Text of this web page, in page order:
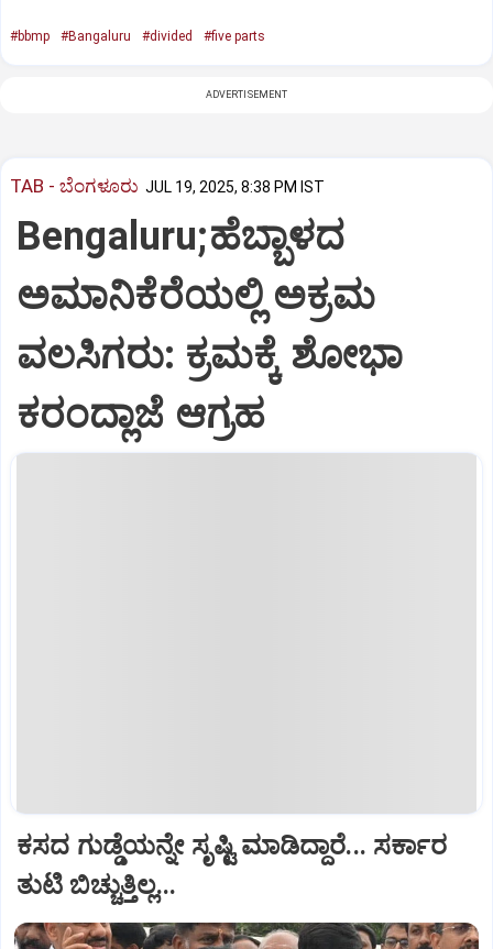
#bbmp #Bangaluru #divided #five parts
ADVERTISEMENT
TAB - ಬೆಂಗಳೂರು JUL 19, 2025, 8:38 PM IST
Bengaluru;ಹೆಬ್ಬಾಳದ
ಅಮಾನಿಕೆರೆಯಲ್ಲಿ ಅಕ್ರಮ
ವಲಸಿಗರು: ಕ್ರಮಕ್ಕೆ ಶೋಭಾ
ಕರಂದ್ಲಾಜೆ ಆಗ್ರಹ
ಕಸದ ಗುಡ್ಡೆಯನ್ನೇ ಸೃಷ್ಟಿ ಮಾಡಿದ್ದಾರೆ... ಸರ್ಕಾರ
ತುಟಿ ಬಿಚ್ಚುತ್ತಿಲ್ಲ...